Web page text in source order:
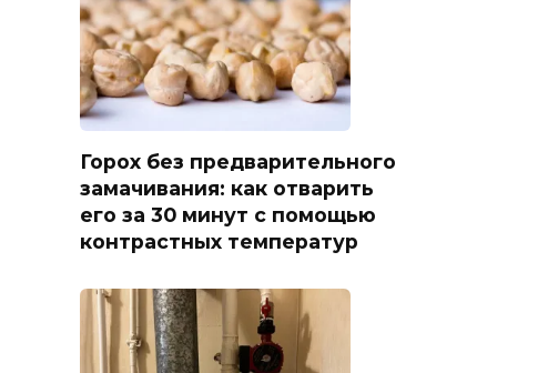
Горох без предварительного
замачивания: как отварить
его за 30 минут с помощью
контрастных температур